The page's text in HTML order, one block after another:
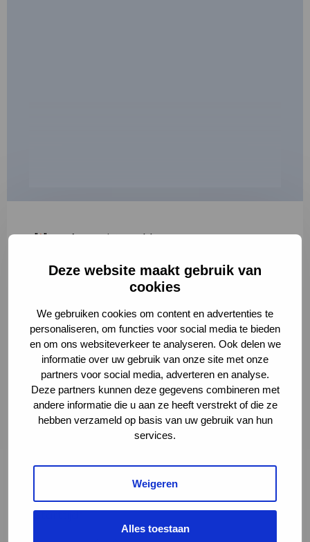
Deze website maakt gebruik van
cookies
We gebruiken cookies om content en advertenties te
personaliseren, om functies voor social media te bieden
en om ons websiteverkeer te analyseren. Ook delen we
informatie over uw gebruik van onze site met onze
partners voor social media, adverteren en analyse.
Deze partners kunnen deze gegevens combineren met
andere informatie die u aan ze heeft verstrekt of die ze
hebben verzameld op basis van uw gebruik van hun
services.
Weigeren
Alles toestaan
"*" geeft vereiste velden aan
2
Volledige omschrijving*
Starttijd*